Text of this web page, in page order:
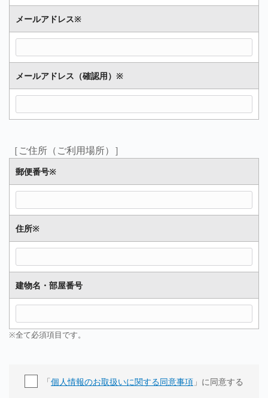
メールアドレス※
メールアドレス（確認用） ※
［ご住所（ご利用場所）］
郵便番号※
住所※
建物名・部屋番号
※全て必須項目です。
「個人情報のお取扱いに関する同意事項 」に同意する